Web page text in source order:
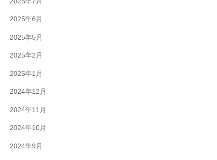
2025年6月
2025年5月
2025年2月
2025年1月
2024年12月
2024年11月
2024年10月
2024年9月